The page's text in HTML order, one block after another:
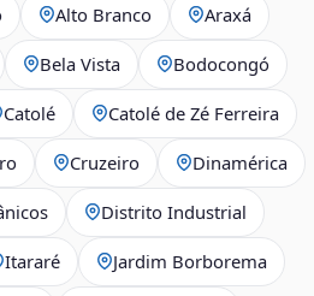
Alto Branco Araxá
Bela Vista Bodocongó
Catolé Catolé de Zé Ferreira
Cruzeiro Dinamérica
Distrito Industrial
Itararé Jardim Borborema